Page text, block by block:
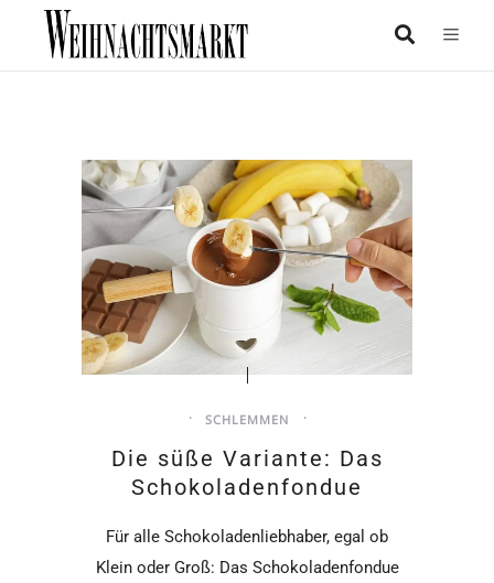
SCHLEMMEN
Die süße Variante: Das
Schokoladenfondue
Für alle Schokoladenliebhaber, egal ob
Klein oder Groß: Das Schokoladenfondue